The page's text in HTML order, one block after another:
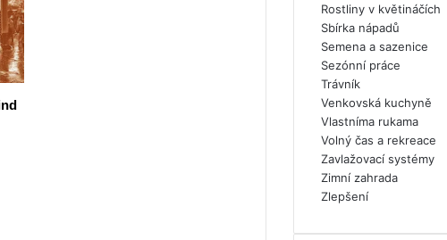
Rostliny v květináčích
Sbírka nápadů
Semena a sazenice
Sezónní práce
Trávník
Venkovská kuchyně
Vlastníma rukama
Volný čas a rekreace
Zavlažovací systémy
Zimní zahrada
Zlepšení